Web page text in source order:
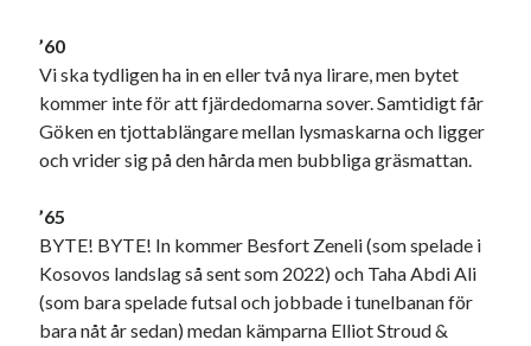
’60
Vi ska tydligen ha in en eller två nya lirare, men bytet
kommer inte för att fjärdedomarna sover. Samtidigt får
Göken en tjottablängare mellan lysmaskarna och ligger
och vrider sig på den hårda men bubbliga gräsmattan.
’65
BYTE! BYTE! In kommer Besfort Zeneli (som spelade i
Kosovos landslag så sent som 2022) och Taha Abdi Ali
(som bara spelade futsal och jobbade i tunelbanan för
bara nåt år sedan) medan kämparna Elliot Stroud &